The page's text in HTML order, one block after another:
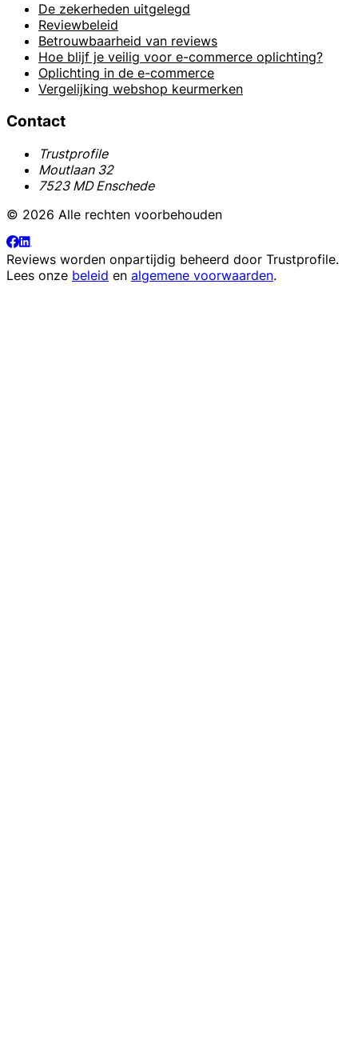
De zekerheden uitgelegd
Reviewbeleid
Betrouwbaarheid van reviews
Hoe blijf je veilig voor e-commerce oplichting?
Oplichting in de e-commerce
Vergelijking webshop keurmerken
Contact
Trustprofile
Moutlaan 32
7523 MD Enschede
© 2026 Alle rechten voorbehouden
Reviews worden onpartijdig beheerd door Trustprofile.
Lees onze beleid en algemene voorwaarden.